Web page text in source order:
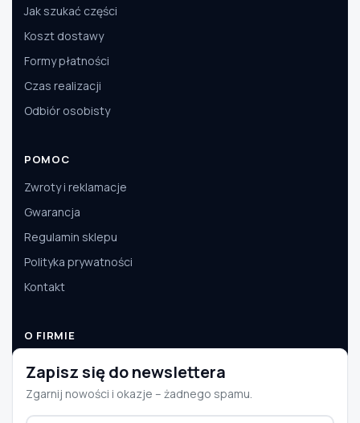
Jak szukać części
Koszt dostawy
Formy płatności
Czas realizacji
Odbiór osobisty
POMOC
Zwroty i reklamacje
Gwarancja
Regulamin sklepu
Polityka prywatności
Kontakt
O FIRMIE
O nas
Dane firmy
Aktualności
Zapisz się do newslettera
Zgarnij nowości i okazje – żadnego spamu.